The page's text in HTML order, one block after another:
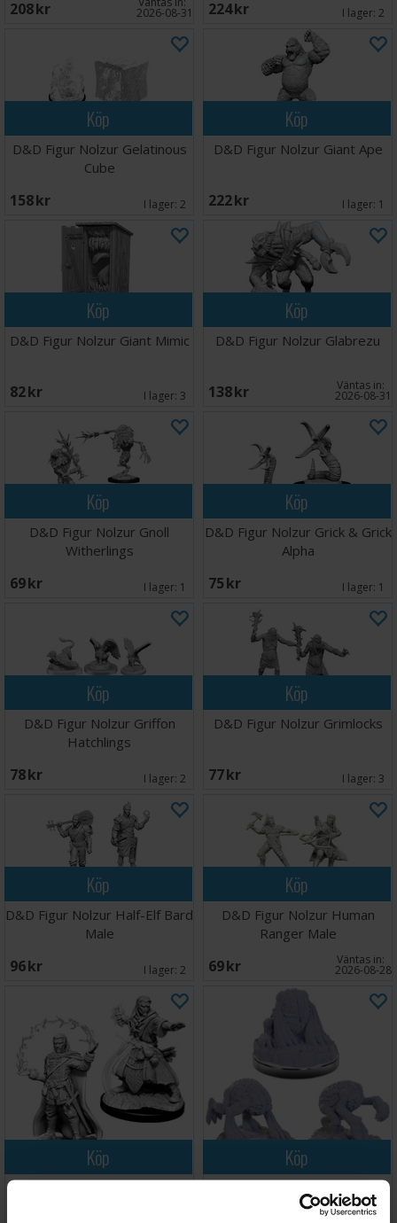
208 SEK 2026-08-31 224 SEK I lager: 2
Köp
D&D Figur Nolzur Gelatinous
Cube
158 SEK I lager: 2
Köp
D&D Figur Nolzur Giant Ape
222 SEK I lager: 1
Köp
D&D Figur Nolzur Giant Mimic
82 SEK I lager: 3
Köp
D&D Figur Nolzur Glabrezu
138 SEK Väntas in:
2026-08-31
Köp
D&D Figur Nolzur Gnoll
Witherlings
69 SEK I lager: 1
Köp
D&D Figur Nolzur Grick & Grick
Alpha
75 SEK I lager: 1
Köp
D&D Figur Nolzur Griffon
Hatchlings
78 SEK I lager: 2
Köp
D&D Figur Nolzur Grimlocks
77 SEK I lager: 3
Köp
D&D Figur Nolzur Half-Elf Bard
Male
96 SEK I lager: 2
Köp
D&D Figur Nolzur Human
Ranger Male
69 SEK Väntas in:
2026-08-28
Köp Köp
Devourers